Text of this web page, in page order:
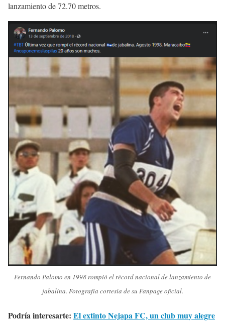
lanzamiento de 72.70 metros.
Fernando Palomo en 1998 rompió el récord nacional de lanzamiento de
jabalina. Fotografía cortesía de su Fanpage oficial.
Podría interesarte: El extinto Nejapa FC, un club muy alegre